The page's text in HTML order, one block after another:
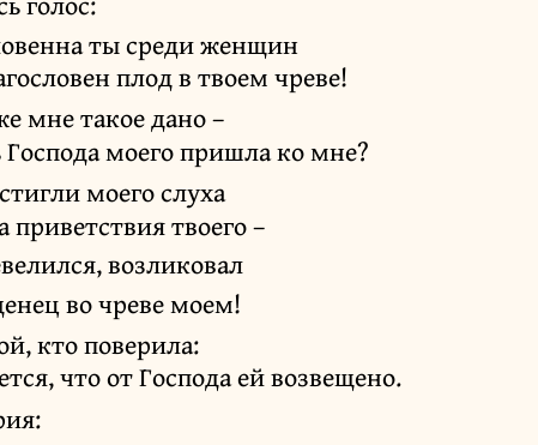
ты среди женщин
плод в твоем чреве!
мне такое дано –
моего пришла ко мне?
моего слуха
приветствия твоего –
возликовал
во чреве моем!
кто поверила:
что от Господа ей возвещено.